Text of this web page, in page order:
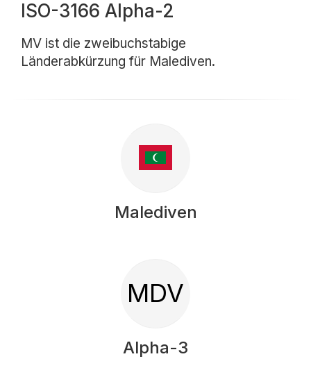
ISO-3166 Alpha-2
MV ist die zweibuchstabige
Länderabkürzung für Malediven.
Malediven
MDV
Alpha-3